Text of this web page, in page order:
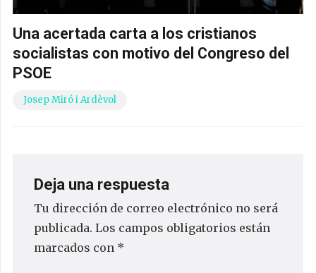
Una acertada carta a los cristianos
socialistas con motivo del Congreso del
PSOE
Josep Miró i Ardèvol
Deja una respuesta
Tu dirección de correo electrónico no será
publicada. Los campos obligatorios están
marcados con *